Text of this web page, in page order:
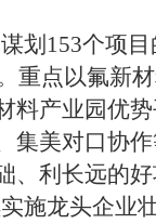
划153个项
重点以氟新
料产业园优
集美对口协
、利长远的
施龙头企业